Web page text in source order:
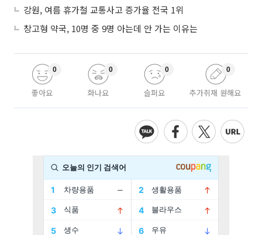
강원, 여름 휴가철 교통사고 증가율 전국 1위
창고형 약국, 10명 중 9명 아는데 안 가는 이유는
좋아요
0
화나요
0
슬퍼요
0
추가취재 원해요
0